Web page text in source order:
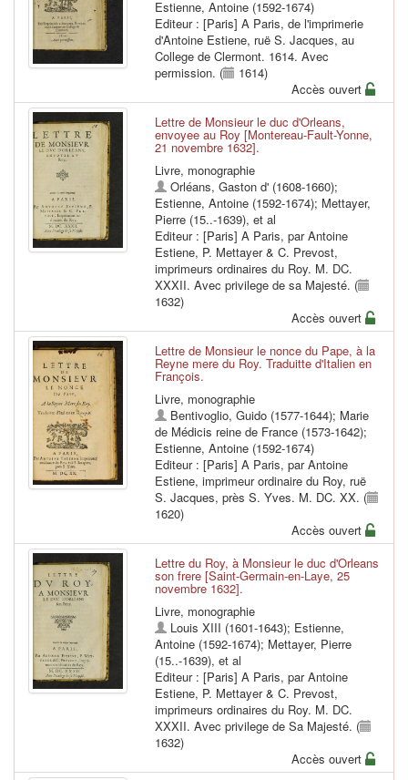
Estienne, Antoine (1592-1674)
Editeur : [Paris] A Paris, de l'imprimerie
d'Antoine Estiene, ruë S. Jacques, au
College de Clermont. 1614. Avec
permission. (
1614)
Accès ouvert
Lettre de Monsieur le duc d'Orleans,
envoyee au Roy [Montereau-Fault-Yonne,
21 novembre 1632].
Livre, monographie
Orléans, Gaston d' (1608-1660);
Estienne, Antoine (1592-1674); Mettayer,
Pierre (15..-1639), et al
Editeur : [Paris] A Paris, par Antoine
Estiene, P. Mettayer & C. Prevost,
imprimeurs ordinaires du Roy. M. DC.
XXXII. Avec privilege de sa Majesté. (
1632)
Accès ouvert
Lettre de Monsieur le nonce du Pape, à la
Reyne mere du Roy. Traduitte d'Italien en
François.
Livre, monographie
Bentivoglio, Guido (1577-1644); Marie
de Médicis reine de France (1573-1642);
Estienne, Antoine (1592-1674)
Editeur : [Paris] A Paris, par Antoine
Estiene, imprimeur ordinaire du Roy, ruë
S. Jacques, près S. Yves. M. DC. XX. (
1620)
Accès ouvert
Lettre du Roy, à Monsieur le duc d'Orleans
son frere [Saint-Germain-en-Laye, 25
novembre 1632].
Livre, monographie
Louis XIII (1601-1643); Estienne,
Antoine (1592-1674); Mettayer, Pierre
(15..-1639), et al
Editeur : [Paris] A Paris, par Antoine
Estiene, P. Mettayer & C. Prevost,
imprimeurs ordinaires du Roy. M. DC.
XXXII. Avec privilege de Sa Majesté. (
1632)
Accès ouvert